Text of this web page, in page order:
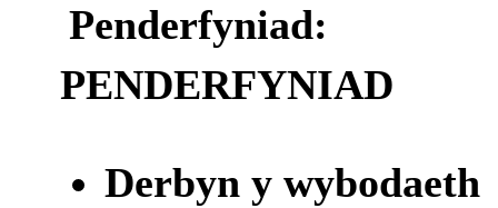
Penderfyniad:
PENDERFYNIAD
Derbyn y wybodaeth